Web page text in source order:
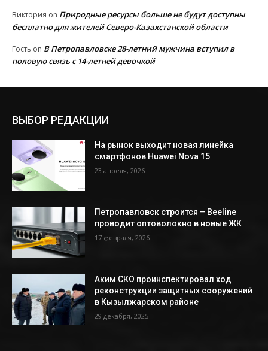
Виктория on Природные ресурсы больше не будут доступны
бесплатно для жителей Северо-Казахстанской области
Гость on В Петропавловске 28-летний мужчина вступил в
половую связь с 14-летней девочкой
ВЫБОР РЕДАКЦИИ
На рынок выходит новая линейка
смартфонов Huawei Nova 15
23 апреля, 2026
Петропавловск строится – Beeline
проводит оптоволокно в новые ЖК
17 февраля, 2026
Аким СКО проинспектировал ход
реконструкции защитных сооружений
в Кызылжарском районе
29 декабря, 2025